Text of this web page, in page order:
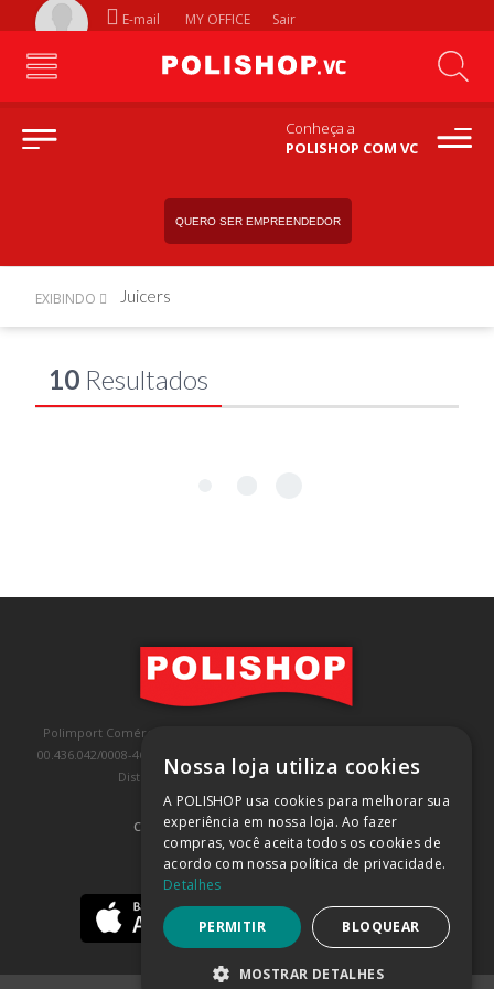
E-mail MY OFFICE Sair
Conheça a
POLISHOP COM VC
QUERO SER EMPREENDEDOR
EXIBINDO Juicers
10 Resultados
Polimport Comércio e Exportação LTDA, inscrita no CNPJ/MF sob o nº
00.436.042/0008-46, IE 407.458.707.103, com sede na Rua Kanebo, nº 175,
Distrito Industrial, Jundiaí/SP, CEP: 13213-090
COMPRA 100% SEGURA (SAIBA MAIS)
BAIXE NOSSO APP
Nossa loja utiliza cookies
A POLISHOP usa cookies para melhorar sua
experiência em nossa loja. Ao fazer
compras, você aceita todos os cookies de
acordo com nossa política de privacidade.
Detalhes
PERMITIR BLOQUEAR
MOSTRAR DETALHES